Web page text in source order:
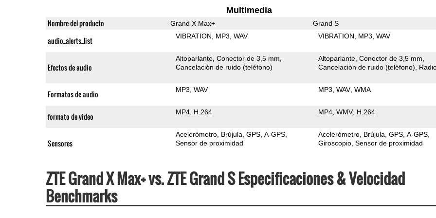
Multimedia
Nombre del producto Grand X Max+ Grand S
audio_alerts_list VIBRATION MP3 WAV VIBRATION MP3 WAV
Efectos de audio
Altoparlante Conector de 3,5 mm
Cancelación de ruido (teléfono)
Altoparlante Conector de 3,5 mm
Cancelación de ruido (teléfono)
Formatos de audio MP3 WAV MP3 WAV WMA
formato de video MP4 H.264 MP4 WMV H.264
Sensores
Acelerómetro Brújula GPS A-GPS
Sensor de proximidad
Acelerómetro Brújula GPS A-GPS
Giroscopio Sensor de proximidad
ZTE Grand X Max+ vs. ZTE Grand S Especificaciones & Velocidad
Benchmarks